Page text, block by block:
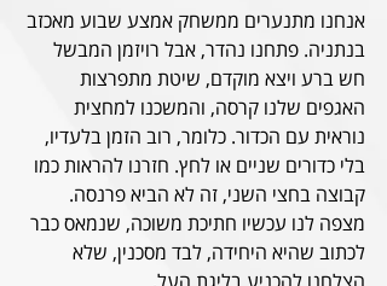
אנחנו מתנערים ממשחק אמצע שבוע מאכזב
בנתניה. פתחנו נהדר, אבל רויזמן המבשל
חש ברע ויצא מוקדם, שיטת מתפרצות
האגפים שלנו קרסה, והמשכנו למחצית
נוראית עם הכדור. כלומר, רוב הזמן בלעדיו,
בלי כדורים שניים או לחץ. חזרנו להראות כמו
קבוצה בחצי השני, זה לא הביא פרנסה.
מצפה לנו עכשיו חתיכת משוכה, שנמאס כבר
לכתוב שהיא היחידה, לבד מסכנין, שלא